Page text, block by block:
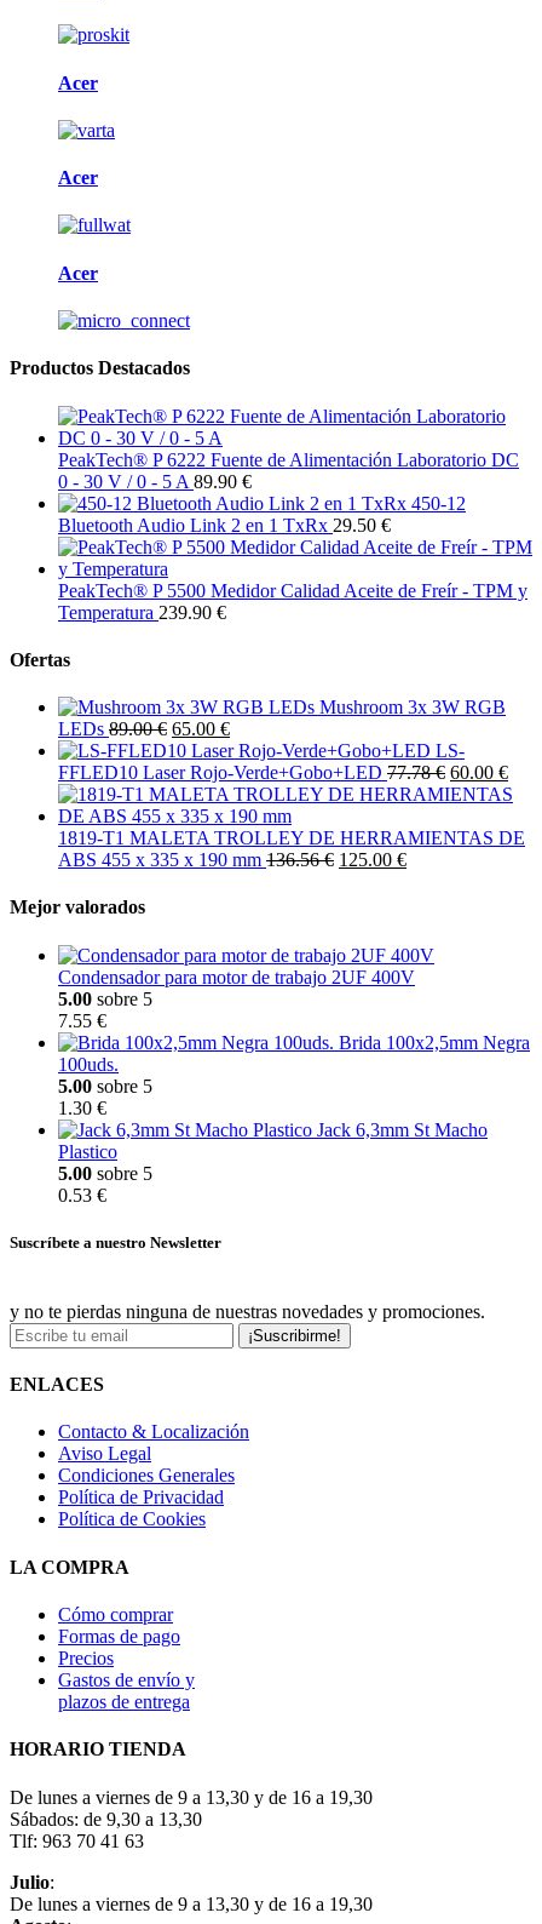
Acer
Acer
Acer
Productos Destacados
PeakTech® P 6222 Fuente de Alimentación Laboratorio DC
0 - 30 V / 0 - 5 A 89.90 €
450-12
Bluetooth Audio Link 2 en 1 TxRx 29.50 €
PeakTech® P 5500 Medidor Calidad Aceite de Freír - TPM y
Temperatura 239.90 €
Ofertas
Mushroom 3x 3W RGB
LEDs 89.00 € 65.00 €
LS-
FFLED10 Laser Rojo-Verde+Gobo+LED 77.78 € 60.00 €
1819-T1 MALETA TROLLEY DE HERRAMIENTAS DE
ABS 455 x 335 x 190 mm 136.56 € 125.00 €
Mejor valorados
Condensador para motor de trabajo 2UF 400V
5.00 sobre 5
7.55 €
Brida 100x2,5mm Negra
100uds.
5.00 sobre 5
1.30 €
Jack 6,3mm St Macho
Plastico
5.00 sobre 5
0.53 €
Suscríbete a nuestro Newsletter
y no te pierdas ninguna de nuestras novedades y promociones.
¡Suscribirme!
ENLACES
Contacto & Localización
Aviso Legal
Condiciones Generales
Política de Privacidad
Política de Cookies
LA COMPRA
Cómo comprar
Formas de pago
Precios
Gastos de envío y
plazos de entrega
HORARIO TIENDA
De lunes a viernes de 9 a 13,30 y de 16 a 19,30
Sábados: de 9,30 a 13,30
Tlf: 963 70 41 63
Julio:
De lunes a viernes de 9 a 13,30 y de 16 a 19,30